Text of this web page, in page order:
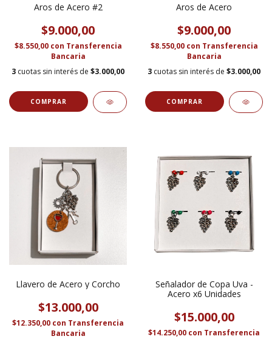
Aros de Acero #2
$9.000,00
$8.550,00 con Transferencia
Bancaria
3 cuotas sin interés de $3.000,00
Aros de Acero
$9.000,00
$8.550,00 con Transferencia
Bancaria
3 cuotas sin interés de $3.000,00
Llavero de Acero y Corcho
$13.000,00
$12.350,00 con Transferencia
Bancaria
Señalador de Copa Uva -
Acero x6 Unidades
$15.000,00
$14.250,00 con Transferencia